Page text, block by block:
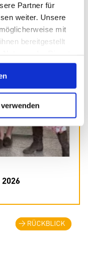
Partner für
weiter. Unsere
mit
bereitgestellt
zu unseren
nutzen.
RÜCKBLICK